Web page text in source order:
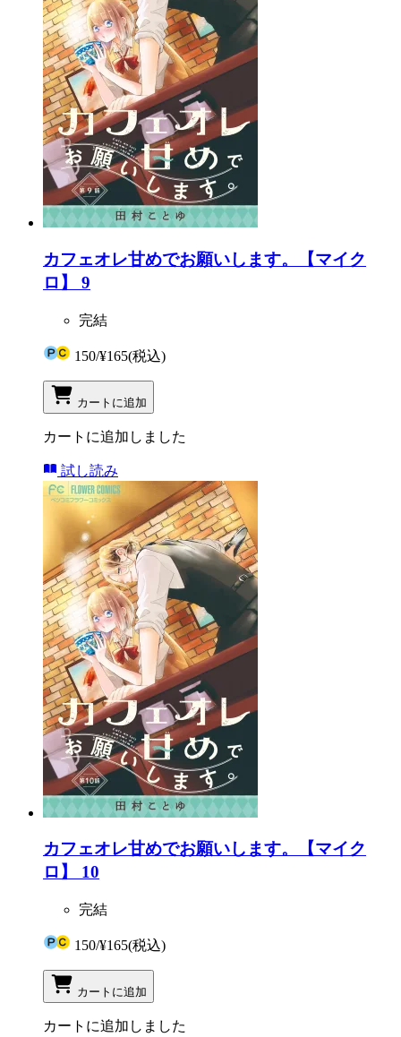
カフェオレ甘めでお願いします。【マイク
ロ】 9
完結
150/¥165(税込)
カートに追加
カートに追加しました
試し読み
カフェオレ甘めでお願いします。【マイク
ロ】 10
完結
150/¥165(税込)
カートに追加
カートに追加しました